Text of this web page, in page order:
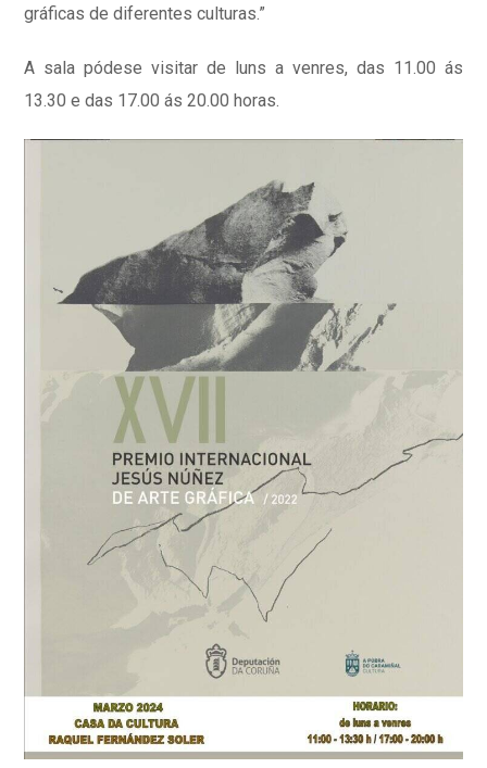
gráficas de diferentes culturas.”
A sala pódese visitar de luns a venres, das 11.00 ás
13.30 e das 17.00 ás 20.00 horas.